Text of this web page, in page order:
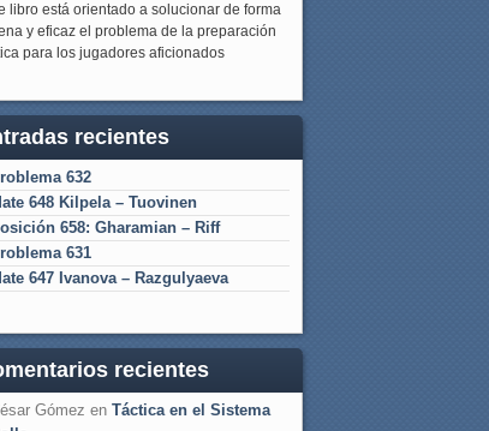
libro está orientado a solucionar de forma
y eficaz el problema de la preparación
para los jugadores aficionados
recientes
632
648 Kilpela – Tuovinen
658: Gharamian – Riff
631
647 Ivanova – Razgulyaeva
recientes
Gómez en Táctica en el Sistema